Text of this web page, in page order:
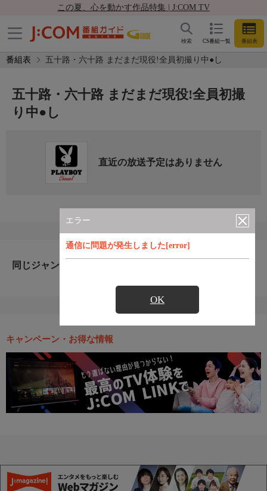
この夏、心を動かす作品特集 | J:COM TV
CS番組一覧 番組表
検索
番組表 五十路・六十路 まだまだ現役!全員初撮り中●し
エラー
通信に問題が発生しました[error]
OK
五十路・六十路 まだまだ現役!全員初撮
り中●し
直近の放送予定はありません
同じジャンルのおすすめ番組
キャンペーン・お得な情報